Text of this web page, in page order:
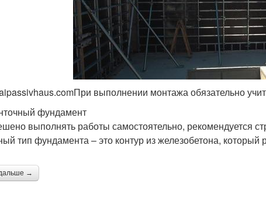
выполнении монтажа обязательно
фундамент
выполнять работы самостоятельно, рекомендуется
тип фундамента – это контур из железобетона,
→